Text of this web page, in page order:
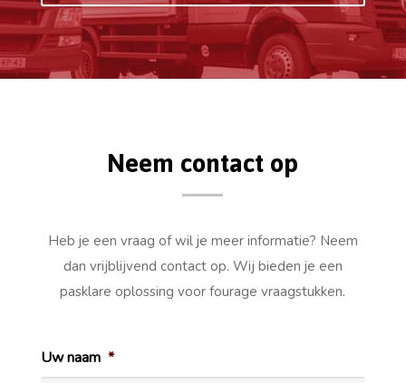
Neem contact op
Heb je een vraag of wil je meer informatie? Neem
dan vrijblijvend contact op. Wij bieden je een
pasklare oplossing voor fourage vraagstukken.
Uw naam *